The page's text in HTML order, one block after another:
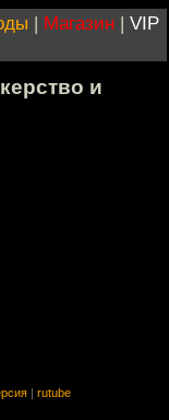
| Магазин | VIP
и
rutube